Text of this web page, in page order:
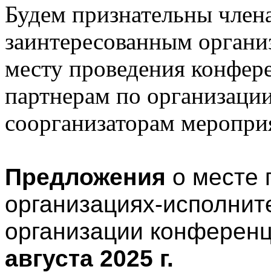
Будем признательны
заинтересованным
месту проведения
партнерам по
соорганизаторам
Предложения о месте
организациях-
организации
августа 2025 г.